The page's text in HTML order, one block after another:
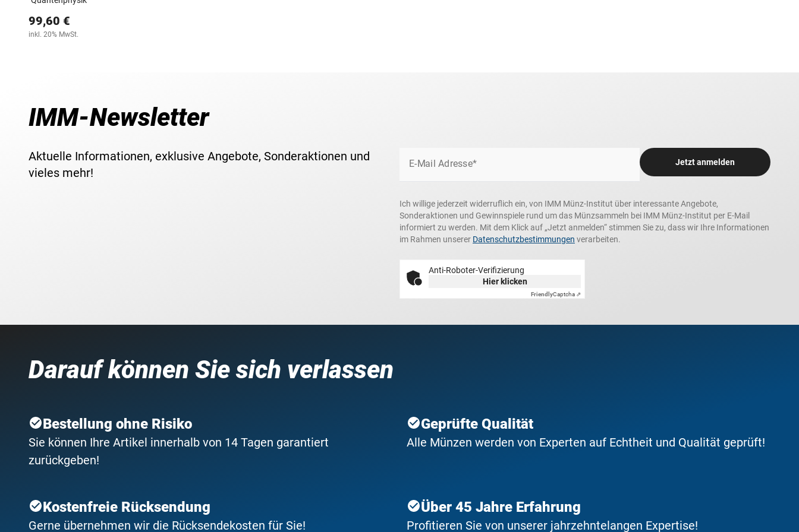
99,60 €
inkl. 20% MwSt.
IMM-Newsletter
Aktuelle Informationen, exklusive Angebote, Sonderaktionen und
vieles mehr!
E-Mail Adresse* Jetzt anmelden
Ich willige jederzeit widerruflich ein, von IMM Münz-Institut über interessante Angebote,
Sonderaktionen und Gewinnspiele rund um das Münzsammeln bei IMM Münz-Institut per E-Mail
informiert zu werden. Mit dem Klick auf „Jetzt anmelden“ stimmen Sie zu, dass wir Ihre Informationen
im Rahmen unserer Datenschutzbestimmungen verarbeiten.
Anti-Roboter-Verifizierung
Hier klicken
FriendlyCaptcha ⇗
Darauf können Sie sich verlassen
Bestellung ohne Risiko
Sie können Ihre Artikel innerhalb von 14 Tagen garantiert
zurückgeben!
Geprüfte Qualität
Alle Münzen werden von Experten auf Echtheit und Qualität geprüft!
Kostenfreie Rücksendung
Gerne übernehmen wir die Rücksendekosten für Sie!
Über 45 Jahre Erfahrung
Profitieren Sie von unserer jahrzehntelangen Expertise!